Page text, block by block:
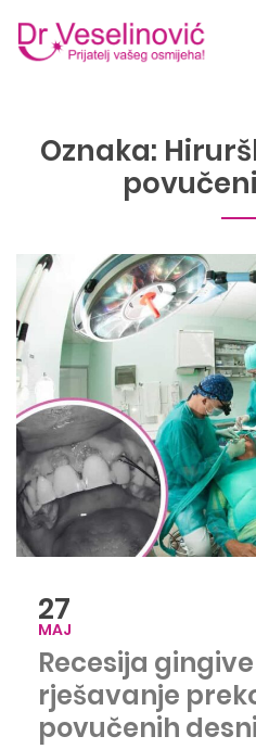
Oznaka:
27
MAJ
Recesija
rješavanje
povučenih desni